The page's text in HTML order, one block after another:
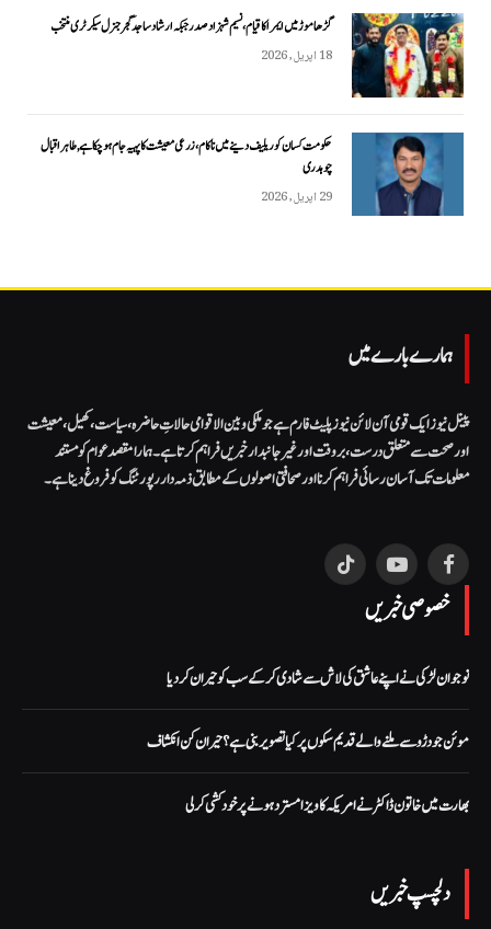
گڑھاموڑ میں ایمرا کا قیام، نسیم شہزاد صدر جبکہ ارشاد ساجد گجر جنرل سیکرٹری منتخب
18 اپریل, 2026
حکومت کسان کو ریلیف دینے میں ناکام، زرعی معیشت کا پہیہ جام ہو چکا ہے, طاہر اقبال
چوہدری
29 اپریل, 2026
ہمارے بارے میں
پینل نیوز ایک قومی آن لائن نیوز پلیٹ فارم ہے جو ملکی و بین الاقوامی حالاتِ حاضرہ، سیاست، کھیل، معیشت
اور صحت سے متعلق درست، بروقت اور غیر جانبدار خبریں فراہم کرتا ہے۔ ہمارا مقصد عوام کو مستند
معلومات تک آسان رسائی فراہم کرنا اور صحافتی اصولوں کے مطابق ذمہ دار رپورٹنگ کو فروغ دینا ہے۔
Facebook
YouTube
TikTok
خصوصی خبریں
نوجوان لڑکی نے اپنے عاشق کی لاش سے شادی کر کے سب کو حیران کر دیا
موئن جو دڑو سے ملنے والے قدیم سکوں پر کیا تصویر بنی ہے؟ حیران کن انکشاف
بھارت میں خاتون ڈاکٹر نے امریکہ کا ویزا مسترد ہونے پر خود کشی کر لی
دلچسپ خبریں